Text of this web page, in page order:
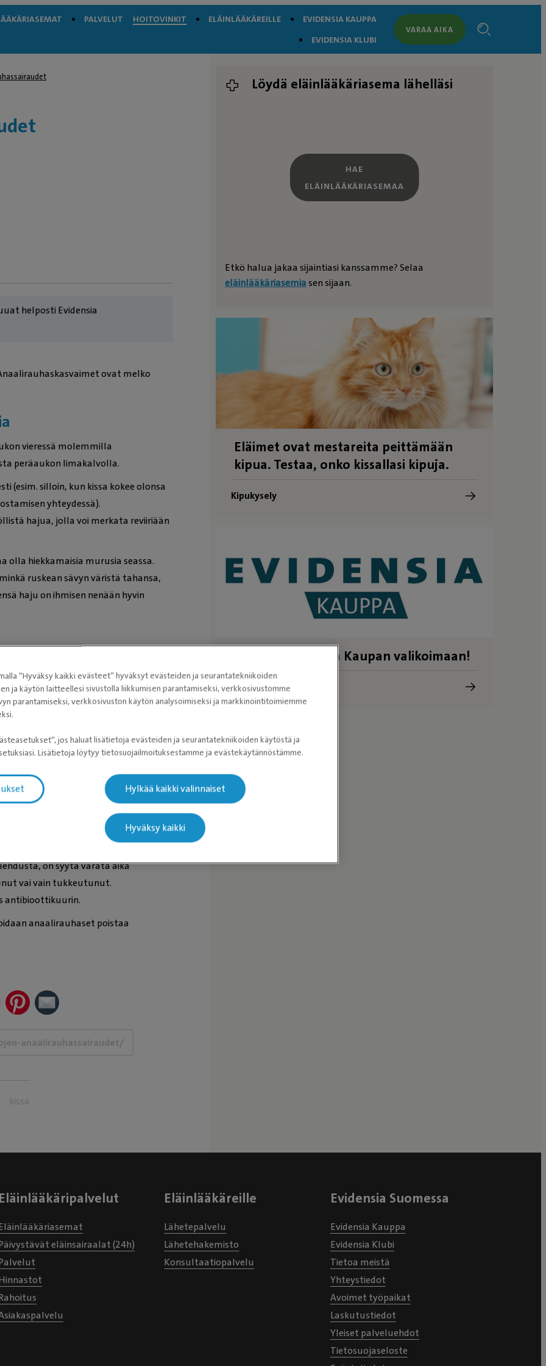
PALVELUT HOITOVINKIT ELÄINLÄÄKÄREILLE
EVIDENSIA KAUPPA
EVIDENSIA KLUBI
VARAA AIKA
helposti Evidensia
ovat melko
vieressä molemmilla
peräaukon limakalvolla.
(esim. silloin, kun kissa kokee olonsa
yhteydessä).
hajua, jolla voi merkata reviiriään
olla hiekkamaisia murusia seassa.
ruskean sävyn väristä tahansa,
haju on ihmisen nenään hyvin
sitä paksummaksi se
saattaa siitä tulla niin paksua, ettei
pakkaantuu
tyven tai sisä- tai ulkoreisien
pitkin. Peräaukon seutu voi
anaalirauhaspussukkaa
paiseen, joka voi jopa puhjeta ihon
on syytä varata aika
vai vain tukkeutunut.
antibioottikuurin.
anaalirauhaset poistaa
kissa
Löydä eläinlääkäriasema lähelläsi
HAE
ELÄINLÄÄKÄRIASEMAA
Etkö halua jakaa sijaintiasi kanssamme? Selaa
eläinlääkäriasemiasen sijaan.
Eläimet ovat mestareita peittämään
kipua. Testaa, onko kissallasi kipuja.
Kipukysely
Tutustu Evidensia Kaupan valikoimaan!
Evidensia Kauppa
Eläinlääkäripalvelut
eläinsairaalat (24h)
Eläinlääkäreille
Lähetepalvelu
Lähetehakemisto
Konsultaatiopalvelu
Evidensia Suomessa
Evidensia Kauppa
Evidensia Klubi
Tietoa meistä
Yhteystiedot
Avoimet työpaikat
Laskutustiedot
Yleiset palveluehdot
Tietosuojaseloste
”Hyväksy kaikki evästeet” hyväksyt evästeiden ja seurantatekniikoiden
ja käytön laitteellesi sivustolla liikkumisen parantamiseksi, verkkosivustomme
parantamiseksi, verkkosivuston käytön analysoimiseksi ja markkinointitoimiemme
jos haluat lisätietoja evästeiden ja seurantatekniikoiden käytöstä ja
Lisätietoja löytyy tietosuojailmoituksestamme ja evästekäytännöstämme.
Hylkää kaikki valinnaiset
Hyväksy kaikki